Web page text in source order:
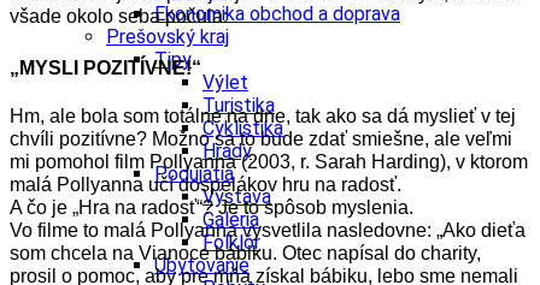
Ekonomika obchod a doprava
Prešovský kraj
Tipy
Výlet
Turistika
Cyklistika
Hrady
Podujatia
Výstava
Galéria
Folklór
Ubytovanie
všade okolo seba počula:
„MYSLI POZITÍVNE!“
Hm, ale bola som totálne na dne, tak ako sa dá myslieť v tej
chvíli pozitívne? Možno sa to bude zdať smiešne, ale veľmi
mi pomohol film Pollyanna (2003, r. Sarah Harding), v ktorom
malá Pollyanna učí dospelákov hru na radosť.
A čo je „Hra na radosť“? Je to spôsob myslenia.
Vo filme to malá Pollyanna vysvetlila nasledovne: „Ako dieťa
som chcela na Vianoce bábiku. Otec napísal do charity,
prosil o pomoc, aby pre mňa získal bábiku, lebo sme nemali